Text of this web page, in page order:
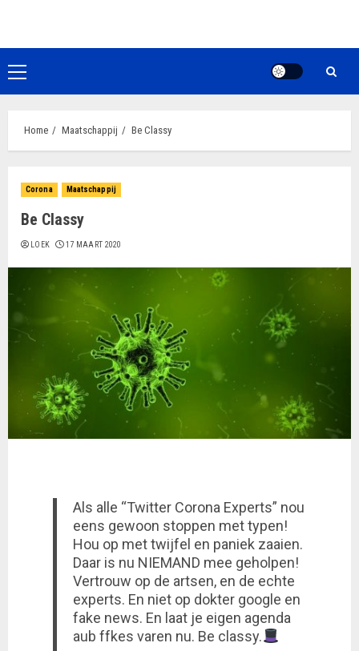
de
inhoudPrimair
menu
Home Maatschappij Be Classy
Corona Maatschappij
Be Classy
LOEK 17 MAART 2020
Als alle “Twitter Corona Experts” nou
eens gewoon stoppen met typen!
Hou op met twijfel en paniek zaaien.
Daar is nu NIEMAND mee geholpen!
Vertrouw op de artsen, en de echte
experts. En niet op dokter google en
fake news. En laat je eigen agenda
aub ffkes varen nu. Be classy.